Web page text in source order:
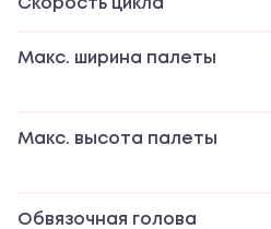
Cкорость цикла
Макс. ширина палеты
Макс. высота палеты
Обвязочная голова